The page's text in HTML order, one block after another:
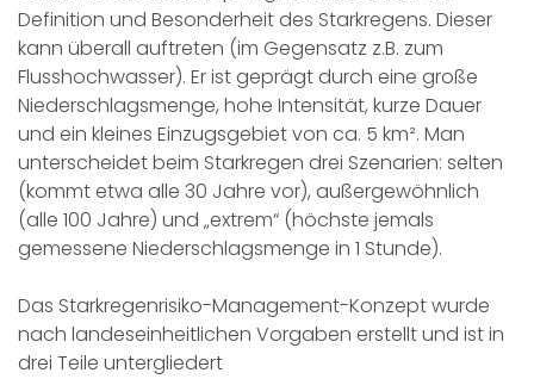
Definition und Besonderheit des Starkregens. Dieser
kann überall auftreten (im Gegensatz z.B. zum
Flusshochwasser). Er ist geprägt durch eine große
Niederschlagsmenge, hohe Intensität, kurze Dauer
und ein kleines Einzugsgebiet von ca. 5 km². Man
unterscheidet beim Starkregen drei Szenarien: selten
(kommt etwa alle 30 Jahre vor), außergewöhnlich
(alle 100 Jahre) und „extrem“ (höchste jemals
gemessene Niederschlagsmenge in 1 Stunde).
Das Starkregenrisiko-Management-Konzept wurde
nach landeseinheitlichen Vorgaben erstellt und ist in
drei Teile untergliedert